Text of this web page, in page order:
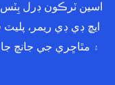
اسين ٽرڪون ڊرل
ايڇ ڊي ڊي ريمر،
۽ مٿاڇري جي جانچ جا